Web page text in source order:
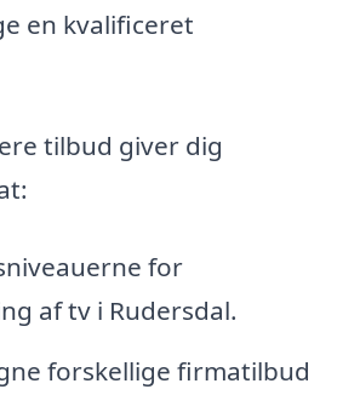
en kvalificeret
tilbud giver dig
for
af tv i Rudersdal.
forskellige firmatilbud